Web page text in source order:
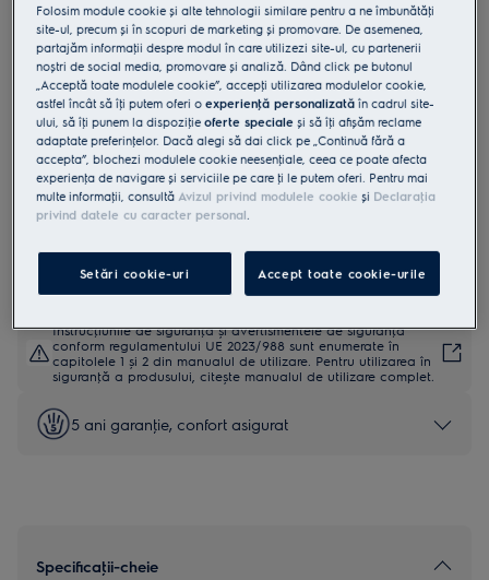
3 (1)
Fișa cu informaţii despre produs
Beneficii
Ajustează automat răcirea adaptat la rutina ta zilnică.
Activează modul Auto pentru prospeţime fără efort, adaptată
nevoilor tale.
Spune adio decongelării regulate cu tehnologia LowFrost.
Instrucţiunile de siguranţă și avertismentele de siguranţă
conform regulamentului UE 2023/988 sunt enumerate în
capitolele 1 și 2 din manualul de utilizare. Pentru utilizarea în
siguranţă a produsului, citește manualul de utilizare complet.
5 ani garanţie, confort asigurat
Specificaţii-cheie
Folosim module cookie și alte tehnologii similare pentru a ne îmbunătăţi
site-ul, precum și în scopuri de marketing și promovare. De asemenea,
partajăm informaţii despre modul în care utilizezi site-ul, cu partenerii
noștri de social media, promovare și analiză. Dând click pe butonul
„Acceptă toate modulele cookie”, accepţi utilizarea modulelor cookie,
astfel încât să îţi putem oferi oexperienţă personalizată în cadrul site-
ului, să îţi punem la dispoziţieoferte speciale și să îţi afișăm reclame
adaptate preferinţelor. Dacă alegi să dai click pe „Continuă fără a
accepta”, blochezi modulele cookie neesenţiale, ceea ce poate afecta
experienţa de navigare și serviciile pe care ţi le putem oferi. Pentru mai
multe informaţii, consultă Avizul privind modulele cookie și Declaraţia
privind datele cu caracter personal.
Setări cookie-uri Accept toate cookie-urile